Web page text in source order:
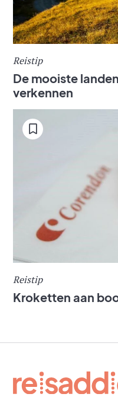
Reistip
De mooiste
verkennen
Reistip
Kroketten aan